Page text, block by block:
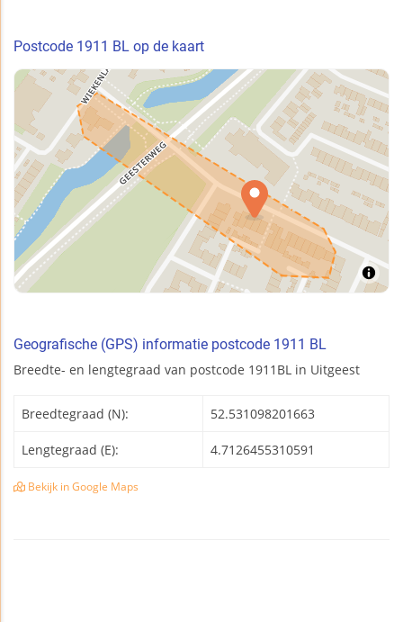
Postcode 1911 BL op de kaart
Geografische (GPS) informatie postcode 1911 BL
Breedte- en lengtegraad van postcode 1911BL in Uitgeest
Breedtegraad (N): 52.531098201663
Lengtegraad (E): 4.7126455310591
Bekijk in Google Maps